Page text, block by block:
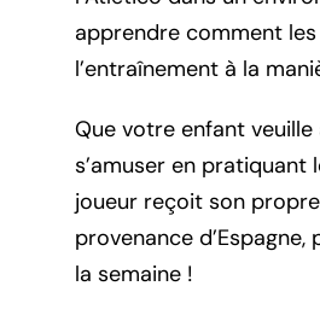
apprendre comment les
l’entraînement à la
Que votre enfant
s’amuser en pratiquant
joueur reçoit son
provenance
la semaine !